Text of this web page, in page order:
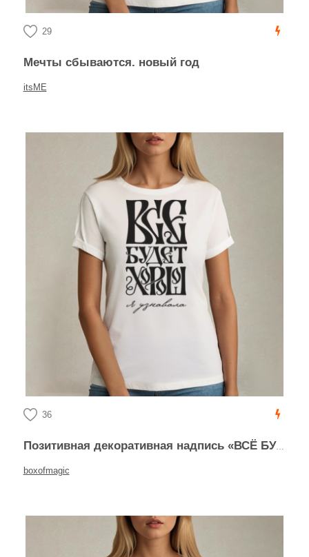
29
Мечты сбываются. новый год
itsME
36
Позитивная декоративная надпись «ВСЁ БУДЕТ ХОРОШО»
boxofmagic